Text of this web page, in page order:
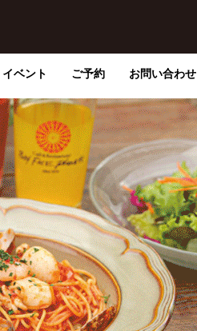
イベント ご予約 お問い合わせ